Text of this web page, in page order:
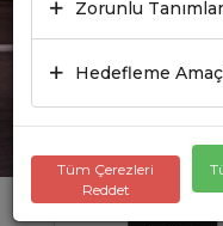
Zorunlu
Hedefleme
Tüm Çerezleri
Reddet